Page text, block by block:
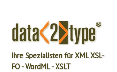
Ihre Spezialisten für XML XSL-
FO - WordML - XSLT